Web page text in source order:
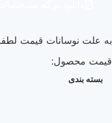
به علت نوسانات قیمت
قیمت محصول:
بسته بندی